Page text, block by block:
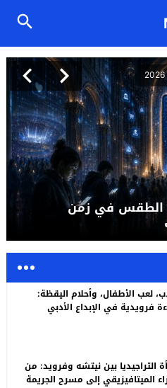
الطقس في زمن
لعب الأطفال، وأحلام اليقظة:
فرويدية في الإبداع الأدبي
التراجيديا بين نيتشه وفرويد: من
الميتافيزيقي إلى مسرح الجريمة